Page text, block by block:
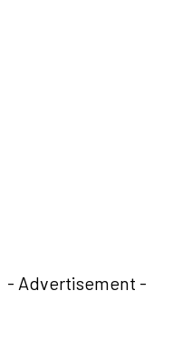
- Advertisement -